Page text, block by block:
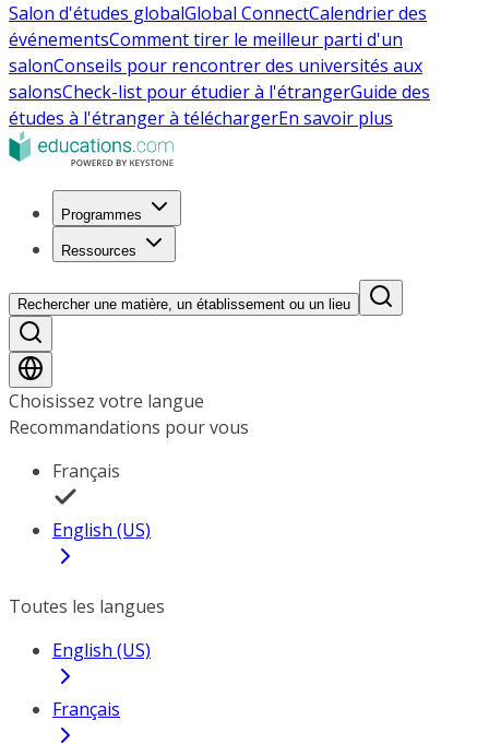
Salon d'études globalGlobal ConnectCalendrier des
événementsComment tirer le meilleur parti d'un
salonConseils pour rencontrer des universités aux
salonsCheck-list pour étudier à l'étrangerGuide des
études à l'étranger à téléchargerEn savoir plus
Programmes
Ressources
Rechercher une matière, un établissement ou un lieu
Choisissez votre langue
Recommandations pour vous
Français
English (US)
Toutes les langues
English (US)
Français